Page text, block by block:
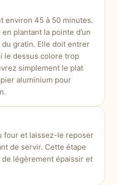
environ 45 à 50 minutes.
plantant la pointe d’un
gratin. Elle doit entrer
le dessus colore trop
simplement le plat
aluminium pour
four et laissez-le reposer
de servir. Cette étape
de légèrement épaissir et